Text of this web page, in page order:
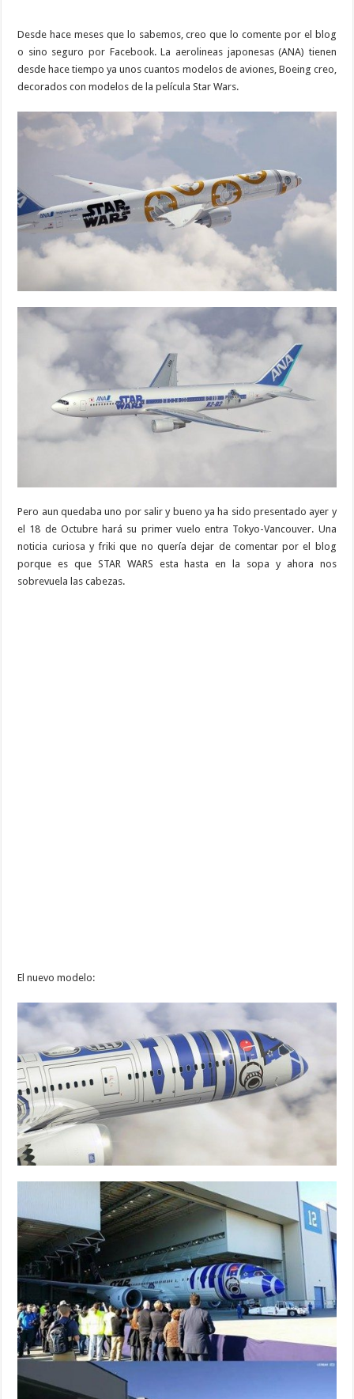
Desde hace meses que lo sabemos, creo que lo comente por el blog
o sino seguro por Facebook. La aerolineas japonesas (ANA) tienen
desde hace tiempo ya unos cuantos modelos de aviones, Boeing creo,
decorados con modelos de la película Star Wars.
Pero aun quedaba uno por salir y bueno ya ha sido presentado ayer y
el 18 de Octubre hará su primer vuelo entra Tokyo-Vancouver. Una
noticia curiosa y friki que no quería dejar de comentar por el blog
porque es que STAR WARS esta hasta en la sopa y ahora nos
sobrevuela las cabezas.
El nuevo modelo: